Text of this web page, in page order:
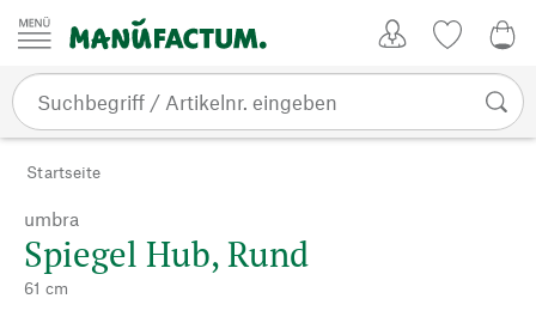
Zum Inhalt springen
Startseite
umbra
Spiegel Hub, Rund
61 cm